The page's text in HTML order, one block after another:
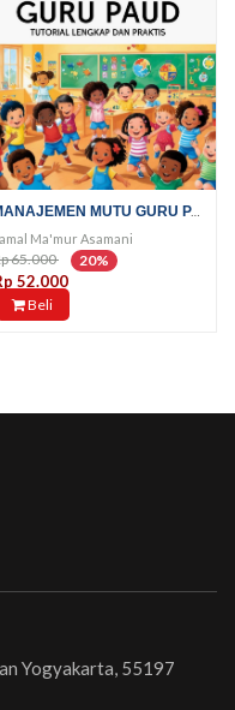
MANAJEMEN MUTU GURU PAUD;...
Ma'mur Asamani
65.000 20%
52.000
Beli
Yogyakarta, 55197